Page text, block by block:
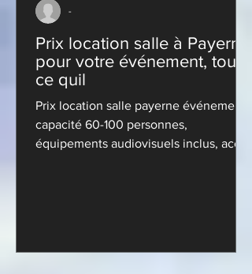
Prix location salle à Payerne
pour votre événement, tout
ce quil
Prix location salle payerne événement :
capacité 60-100 personnes,
équipements audiovisuels inclus, accès
-